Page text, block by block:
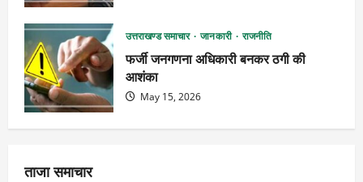
उत्तराखण्ड समाचार जानकारी राजनीति
फर्जी जनगणना अधिकारी बनकर ठगी की
आशंका
May 15, 2026
ताजा समाचार